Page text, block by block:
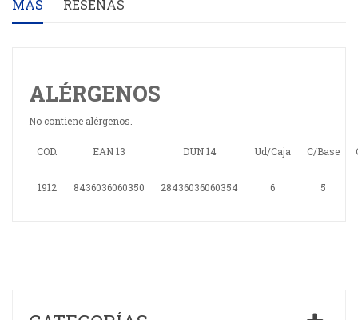
MÁS RESEÑAS
ALÉRGENOS
No contiene alérgenos.
COD. EAN 13 DUN 14 Ud/Caja C/Base
1912 8436036060350 28436036060354 6 5